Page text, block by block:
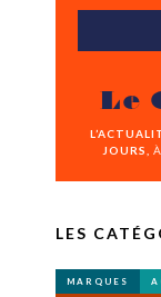
Le
JOURS,
LES
MARQUES